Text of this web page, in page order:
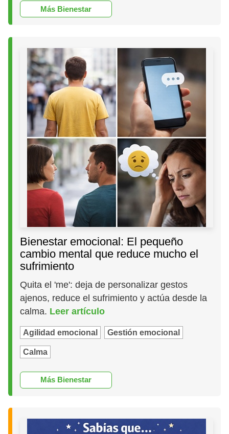
Más Bienestar
Bienestar emocional: El pequeño
cambio mental que reduce mucho el
sufrimiento
Quita el 'me': deja de personalizar gestos
ajenos, reduce el sufrimiento y actúa desde la
calma. Leer artículo
Agilidad emocional Gestión emocional
Calma
Más Bienestar